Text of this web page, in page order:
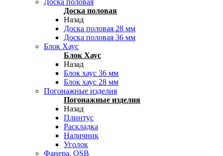
Доска половая
Доска половая
Назад
Доска половая 28 мм
Доска половая 36 мм
Блок Хаус
Блок Хаус
Назад
Блок хаус 36 мм
Блок хаус 28 мм
Погонажные изделия
Погонажные изделия
Назад
Плинтус
Раскладка
Наличник
Уголок
Фанера, OSB